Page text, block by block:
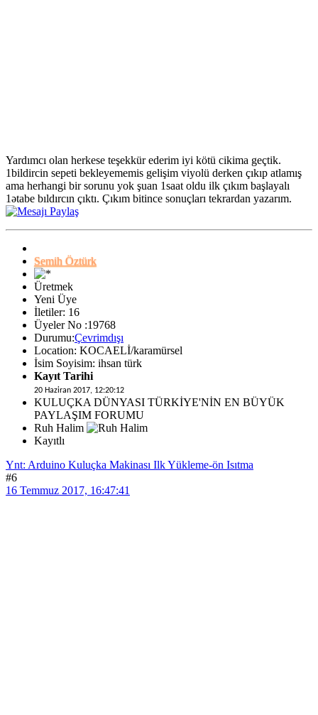
Yardımcı olan herkese teşekkür ederim iyi kötü cikima geçtik.
1bildircin sepeti bekleyememis gelişim viyolü derken çıkıp atlamış
ama herhangi bir sorunu yok şuan 1saat oldu ilk çıkım başlayalı
1ətabe bıldırcın çıktı. Çıkım bitince sonuçları tekrardan yazarım.
Semih Öztürk
Üretmek
Yeni Üye
İletiler: 16
Üyeler No :19768
Durumu:Çevrimdışı
Location: KOCAELİ/karamürsel
İsim Soyisim: ihsan türk
Kayıt Tarihi
20 Haziran 2017, 12:20:12
KULUÇKA DÜNYASI TÜRKİYE'NİN EN BÜYÜK
PAYLAŞIM FORUMU
Ruh Halim
Kayıtlı
Ynt: Arduino Kuluçka Makinası Ilk Yükleme-ön Isıtma
#6
16 Temmuz 2017, 16:47:41